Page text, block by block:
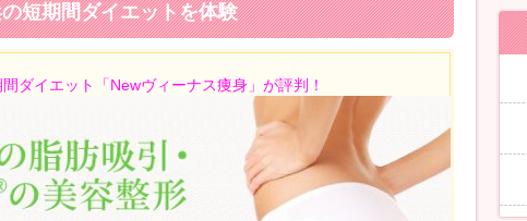
短期間ダイエットを体験
ダイエット「Newヴィーナス痩身」が評判！